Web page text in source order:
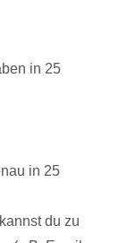
in 25
in 25
du zu